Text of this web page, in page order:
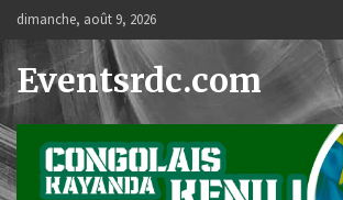
Skip
content
dimanche, août 9, 2026
Eventsrdc.com